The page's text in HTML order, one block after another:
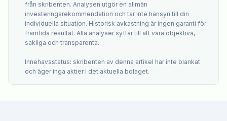
från skribenten. Analysen utgör en allmän
investeringsrekommendation och tar inte hänsyn till din
individuella situation. Historisk avkastning är ingen garanti för
framtida resultat. Alla analyser syftar till att vara objektiva,
sakliga och transparenta.
Innehavsstatus: skribenten av denna artikel har inte blankat
och äger inga aktier i det aktuella bolaget.